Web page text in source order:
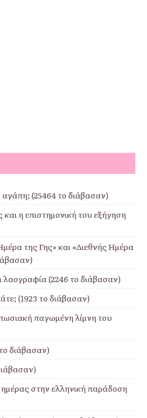
(25464 το διάβασαν)
η επιστημονική του εξήγηση
της Γης» και «Διεθνής Ημέρα
λαογραφία (2246 το διάβασαν)
(1923 το διάβασαν)
παγωμένη λίμνη του
διάβασαν)
στην ελληνική παράδοση